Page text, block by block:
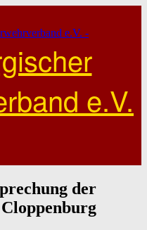
e.V.
der